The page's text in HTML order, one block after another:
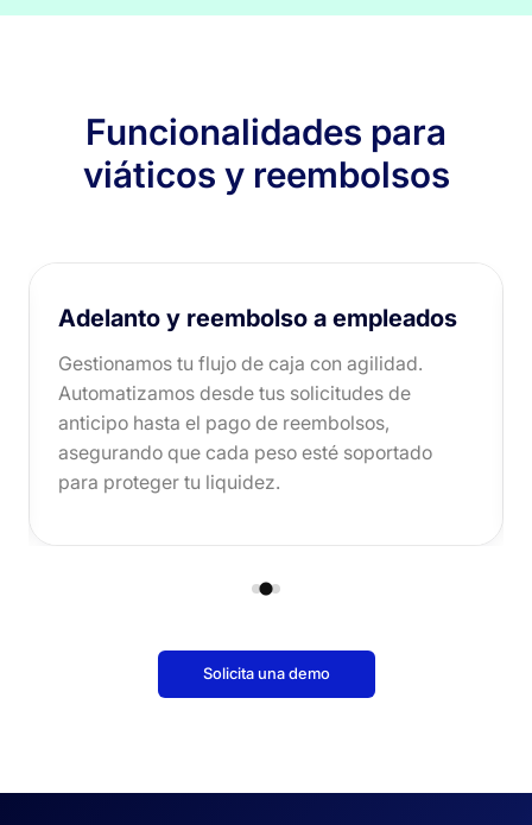
Funcionalidades para
viáticos y reembolsos
Adelanto y reembolso a empleados
Gestionamos tu flujo de caja con agilidad.
Automatizamos desde tus solicitudes de
anticipo hasta el pago de reembolsos,
asegurando que cada peso esté soportado
para proteger tu liquidez.
Solicita una demo